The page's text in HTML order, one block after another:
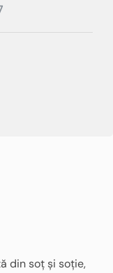
din soț și soție,